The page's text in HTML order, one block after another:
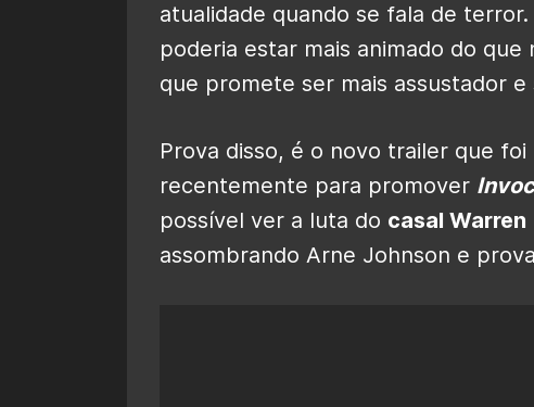
atualidade quando se fala de
poderia estar mais animado do
que promete ser mais assustador e
Prova disso, é o novo trailer que
recentemente para promover
possível ver a luta do casal Warren
assombrando Arne Johnson e